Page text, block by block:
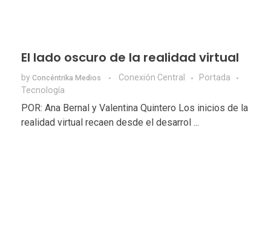
El lado oscuro de la realidad virtual
by Concéntrika Medios Conexión Central
Portada
Tecnologí­a
POR: Ana Bernal y Valentina Quintero Los inicios de la
realidad virtual recaen desde el desarrol ...